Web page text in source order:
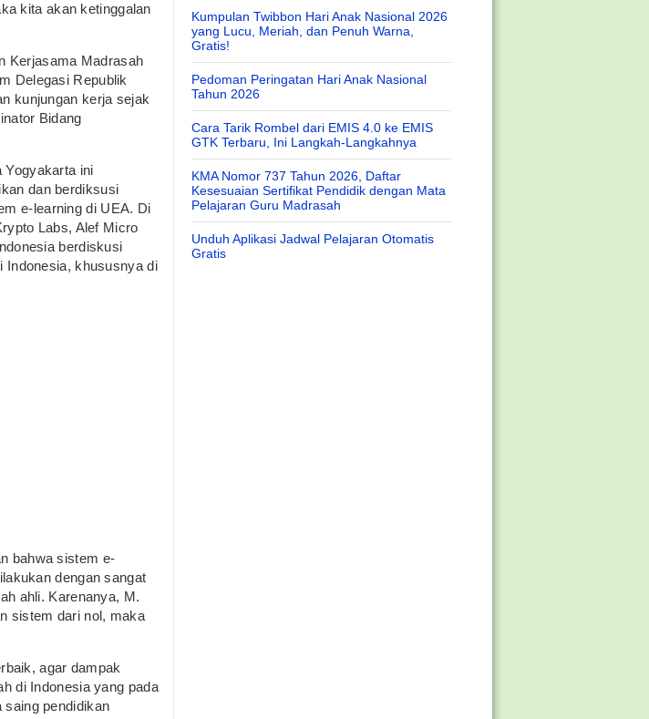
kita akan ketinggalan
Kerjasama Madrasah
Delegasi Republik
kunjungan kerja sejak
Bidang
Yogyakarta ini
dan berdiksusi
e-learning di UEA. Di
Labs, Alef Micro
berdiskusi
Indonesia, khususnya di
bahwa sistem e-
dengan sangat
ahli. Karenanya, M.
sistem dari nol, maka
agar dampak
di Indonesia yang pada
saing pendidikan
Kumpulan Twibbon Hari Anak Nasional 2026
yang Lucu, Meriah, dan Penuh Warna,
Gratis!
Pedoman Peringatan Hari Anak Nasional
Tahun 2026
Cara Tarik Rombel dari EMIS 4.0 ke EMIS
GTK Terbaru, Ini Langkah-Langkahnya
KMA Nomor 737 Tahun 2026, Daftar
Kesesuaian Sertifikat Pendidik dengan Mata
Pelajaran Guru Madrasah
Unduh Aplikasi Jadwal Pelajaran Otomatis
Gratis